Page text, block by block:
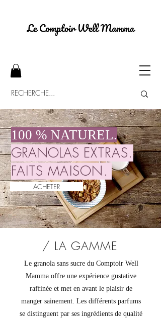
100 % NATUREL.
GRANOLAS EXTRAS.
FAITS MAISON .
ACHETER
/ LA GAMME
Le granola sans sucre du Comptoir Well
Mamma offre une expérience gustative
raffinée et met en avant le plaisir de
manger sainement. Les différents parfums
se distinguent par ses ingrédients de qualité